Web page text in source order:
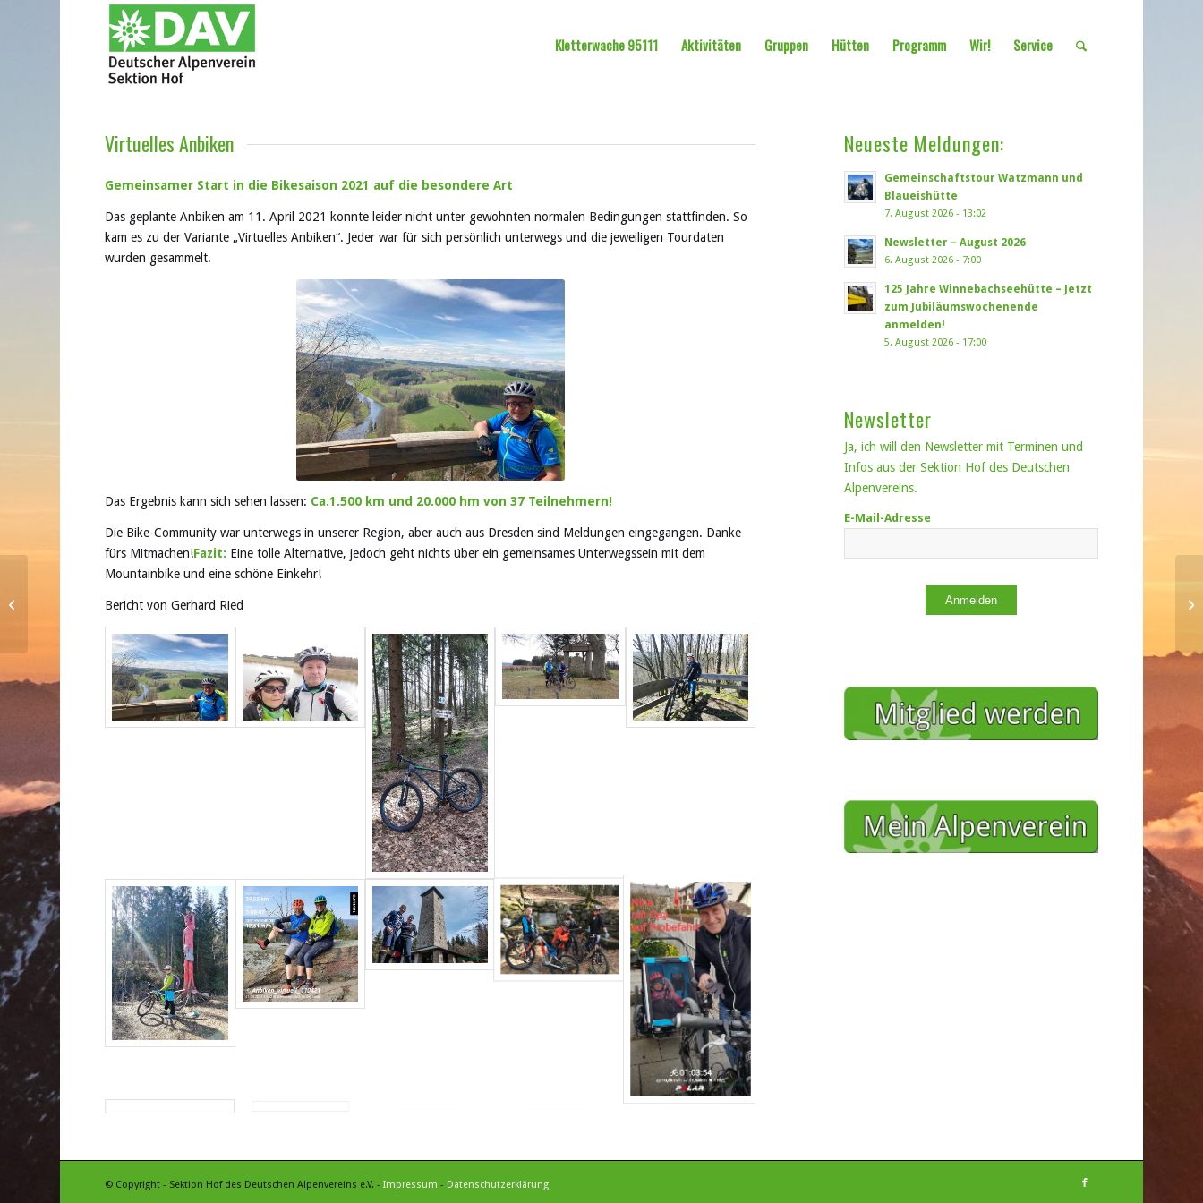
Kletterwache 95111 Aktivitäten Gruppen Hütten Programm Wir! Service
Virtuelles Anbiken
Gemeinsamer Start in die Bikesaison 2021 auf die besondere Art
Das geplante Anbiken am 11. April 2021 konnte leider nicht unter gewohnten normalen Bedingungen stattfinden. So
kam es zu der Variante „Virtuelles Anbiken“. Jeder war für sich persönlich unterwegs und die jeweiligen Tourdaten
wurden gesammelt.
Das Ergebnis kann sich sehen lassen: Ca.1.500 km und 20.000 hm von 37 Teilnehmern!
Die Bike-Community war unterwegs in unserer Region, aber auch aus Dresden sind Meldungen eingegangen. Danke
fürs Mitmachen!Fazit: Eine tolle Alternative, jedoch geht nichts über ein gemeinsames Unterwegssein mit dem
Mountainbike und eine schöne Einkehr!
Bericht von Gerhard Ried
Neueste Meldungen:
Gemeinschaftstour Watzmann und
Blaueishütte
7. August 2026 - 13:02
Newsletter – August 2026
6. August 2026 - 7:00
125 Jahre Winnebachseehütte – Jetzt
zum Jubiläumswochenende
anmelden!
5. August 2026 - 17:00
Newsletter
Ja, ich will den Newsletter mit Terminen und
Infos aus der Sektion Hof des Deutschen
Alpenvereins.
E-Mail-Adresse
Anmelden
© Copyright - Sektion Hof des Deutschen Alpenvereins e.V. -Impressum - Datenschutzerklärung
Boulder-Container für